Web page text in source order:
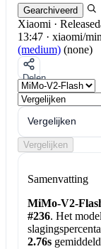
Gearchiveerd
Xiaomi ·
13:47 · xiaomi/
(medium) (none)
Delen
Vergelijken
Vergelijken
Samenvatting
MiMo-V2-
#236. Het
2.76s